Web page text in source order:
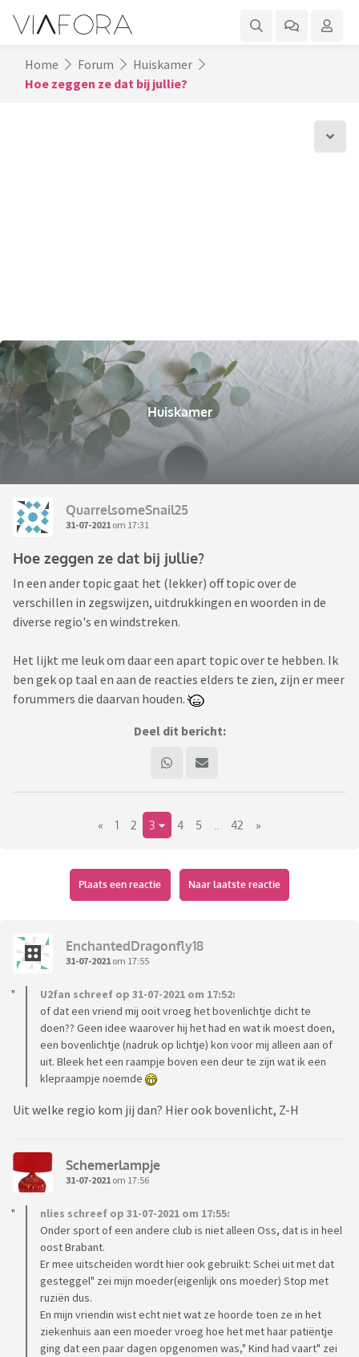
Home Forum
Huiskamer
Hoe zeggen ze dat bij jullie?
Huiskamer
QuarrelsomeSnail25
31-07-2021 om 17:31
Hoe zeggen ze dat bij jullie?
In een ander topic gaat het (lekker) off topic over de
verschillen in zegswijzen, uitdrukkingen en woorden in de
diverse regio's en windstreken.
Het lijkt me leuk om daar een apart topic over te hebben. Ik
ben gek op taal en aan de reacties elders te zien, zijn er meer
forummers die daarvan houden.
Deel dit bericht:
« 1 2 3 4 5 42 »
Plaats een reactie Naar laatste reactie
EnchantedDragonfly18
31-07-2021 om 17:55
U2fan schreef op 31-07-2021 om 17:52:
of dat een vriend mij ooit vroeg het bovenlichtje dicht te
doen?? Geen idee waarover hij het had en wat ik moest doen,
een bovenlichtje (nadruk op lichtje) kon voor mij alleen aan of
uit. Bleek het een raampje boven een deur te zijn wat ik een
klepraampje noemde
Uit welke regio kom jij dan? Hier ook bovenlicht, Z-H
Schemerlampje
31-07-2021 om 17:56
nlies schreef op 31-07-2021 om 17:55:
Onder sport of een andere club is niet alleen Oss, dat is in heel
oost Brabant.
Er mee uitscheiden wordt hier ook gebruikt: Schei uit met dat
gesteggel" zei mijn moeder(eigenlijk ons moeder) Stop met
ruziën dus.
En mijn vriendin wist echt niet wat ze hoorde toen ze in het
ziekenhuis aan een moeder vroeg hoe het met haar patiëntje
ging dat een paar dagen opgenomen was," Kind had vaart" zei